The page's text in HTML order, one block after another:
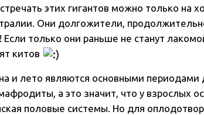
этих гигантов можно только на
Они долгожители,
Если только они раньше не станут
китов
и лето являются основными
а это значит, что у взрослых
половые системы. Но для